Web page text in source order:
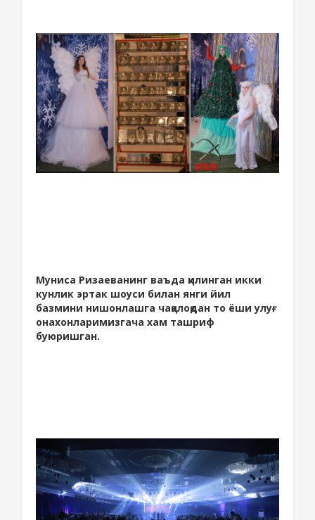
Муниса Ризаеванинг ваъда қилинган икки
кунлик эртак шоуси билан янги йил
базмини нишонлашга чақалоқдан то ёши улуғ
онахонларимизгача хам ташриф
буюришган.